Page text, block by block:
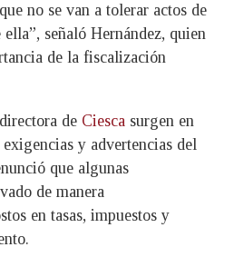
no se van a tolerar actos de
señaló Hernández, quien
de la fiscalización
de Ciesca surgen en
exigencias y advertencias del
que algunas
de manera
en tasas, impuestos y